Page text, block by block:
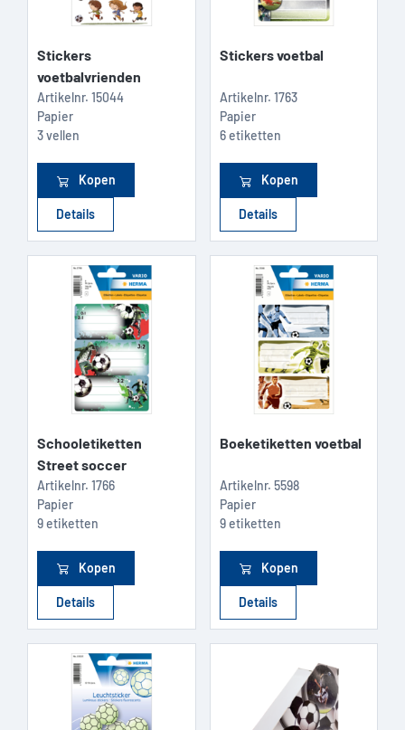
Stickers
voetbalvrienden
Artikelnr. 15044
Papier
3 vellen
Kopen
Details
Stickers voetbal
Artikelnr. 1763
Papier
6 etiketten
Kopen
Details
Schooletiketten
Street soccer
Artikelnr. 1766
Papier
9 etiketten
Kopen
Details
Boeketiketten voetbal
Artikelnr. 5598
Papier
9 etiketten
Kopen
Details